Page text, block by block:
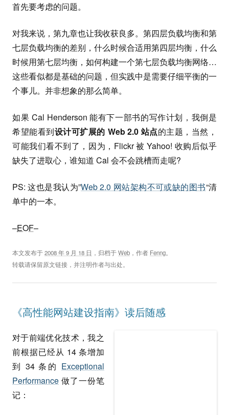
首先要考虑的问题。
对我来说，第九章也让我收获良多。第四层负载均衡和第
七层负载均衡的差别，什么时候合适用第四层均衡，什么
时候用第七层均衡，如何构建一个第七层负载均衡网络…
这些看似都是基础的问题，但实践中是需要仔细平衡的一
个事儿。并非想象的那么简单。
如果 Cal Henderson 能有下一部书的写作计划，我倒是
希望能看到设计可扩展的 Web 2.0 站点的主题，当然，
可能我们看不到了，因为，Flickr 被 Yahoo! 收购后似乎
缺失了进取心，谁知道 Cal 会不会跳槽而走呢?
PS: 这也是我认为”Web 2.0 网站架构不可或缺的图书“清
单中的一本。
–EOF–
本文发布于2008 年 9 月 18 日 ，归档于Web ，作者 Fenng。
转载请保留原文链接，并注明作者与出处。
《高性能网站建设指南》读后随感
对于前端优化技术，我之
前根据已经从 14 条增加
到 34 条的 Exceptional
Performance 做了一份笔
记：